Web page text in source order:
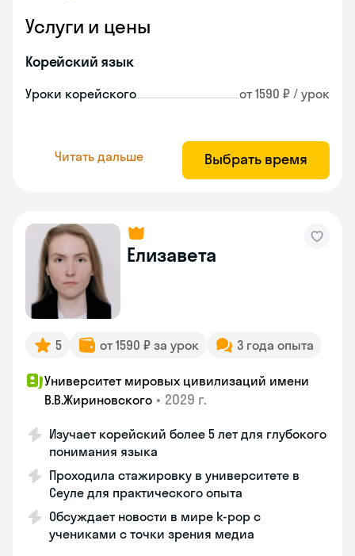
Услуги и цены
Корейский язык
Уроки корейского от 1590 ₽ / урок
Читать дальше Выбрать время
Елизавета
5 от 1590 ₽ за урок 3 года опыта
Университет мировых цивилизаций имени
В.В.Жириновского • 2029 г.
Изучает корейский более 5 лет для глубокого
понимания языка
Проходила стажировку в университете в
Сеуле для практического опыта
Обсуждает новости в мире k-pop с
учениками с точки зрения медиа